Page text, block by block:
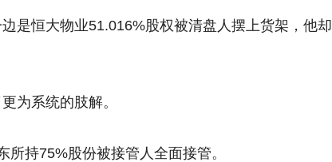
是恒大物业51.016%股权被清盘人摆上货架，他却
为系统的肢解。
持75%股份被接管人全面接管。